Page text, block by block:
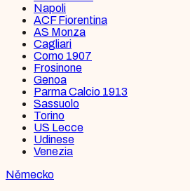
Napoli
ACF Fiorentina
AS Monza
Cagliari
Como 1907
Frosinone
Genoa
Parma Calcio 1913
Sassuolo
Torino
US Lecce
Udinese
Venezia
Německo